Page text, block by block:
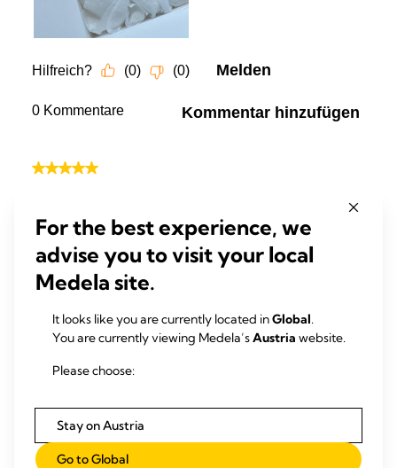
For the best experience, we
advise you to visit your local
Medela site.
It looks like you are currently located inGlobal.
You are currently viewing Medela’sAustria website.
Please choose:
Stay on Austria
Go to Global